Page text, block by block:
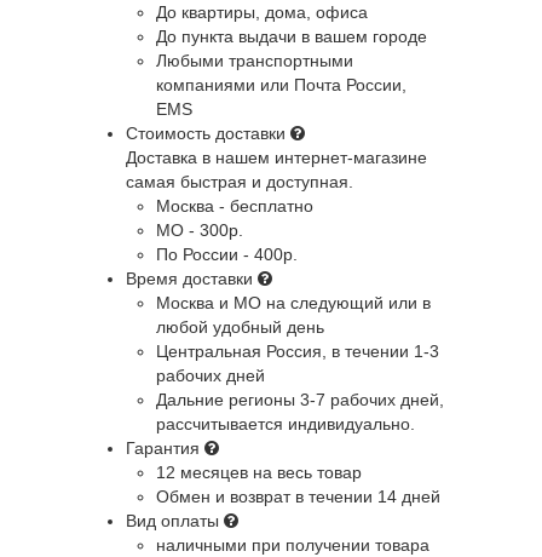
До квартиры, дома, офиса
До пункта выдачи в вашем городе
Любыми транспортными
компаниями или Почта России,
EMS
Стоимость доставки
Доставка в нашем интернет-магазине
самая быстрая и доступная.
Москва - бесплатно
МО - 300р.
По России - 400р.
Время доставки
Москва и МО на следующий или в
любой удобный день
Центральная Россия , в течении 1-3
рабочих дней
Дальние регионы 3-7 рабочих дней,
рассчитывается индивидуально.
Гарантия
12 месяцев на весь товар
Обмен и возврат в течении 14 дней
Вид оплаты
наличными при получении товара